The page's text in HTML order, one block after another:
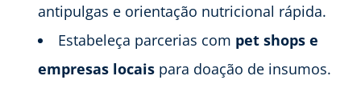
antipulgas e orientação nutricional rápida.
Estabeleça parcerias com pet shops e
empresas locais para doação de insumos.